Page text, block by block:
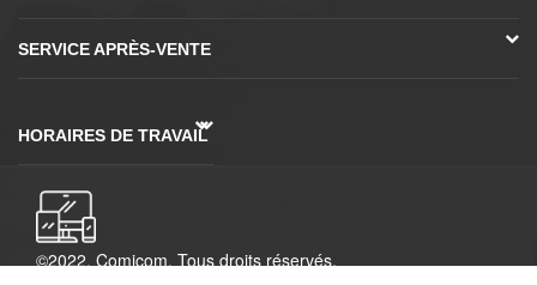
SERVICE APRÈS-VENTE
HORAIRES DE TRAVAIL
©2022. Comicom. Tous droits réservés.